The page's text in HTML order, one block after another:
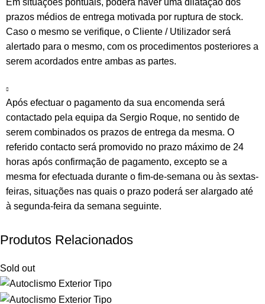
Em situações pontuais, poderá haver uma dilatação dos
prazos médios de entrega motivada por ruptura de stock.
Caso o mesmo se verifique, o Cliente / Utilizador será
alertado para o mesmo, com os procedimentos posteriores a
serem acordados entre ambas as partes.
Após efectuar o pagamento da sua encomenda será
contactado pela equipa da Sergio Roque, no sentido de
serem combinados os prazos de entrega da mesma. O
referido contacto será promovido no prazo máximo de 24
horas após confirmação de pagamento, excepto se a
mesma for efectuada durante o fim-de-semana ou às sextas-
feiras, situações nas quais o prazo poderá ser alargado até
à segunda-feira da semana seguinte.
Produtos Relacionados
Sold out